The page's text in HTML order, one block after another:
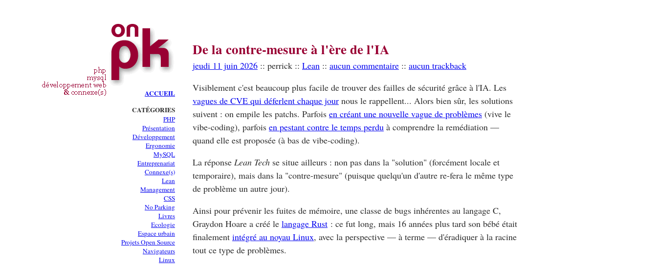
ACCUEIL
CATÉGORIES
PHP
Présentation
Développement
Ergonomie
MySQL
Entreprenariat
Connexe(s)
Lean
Management
CSS
No Parking
Livres
Ecologie
Espace urbain
Projets Open Source
Navigateurs
Linux
De la contre-mesure à l'ère de l'IA
jeudi 11 juin 2026 :: perrick :: Lean :: aucun commentaire :: aucun trackback
Visiblement c'est beaucoup plus facile de trouver des failles de sécurité grâce à l'IA. Les
vagues de CVE qui déferlent chaque jour nous le rappellent... Alors bien sûr, les solutions
suivent : on empile les patchs. Parfois en créant une nouvelle vague de problèmes (vive le
vibe-coding), parfois en pestant contre le temps perdu à comprendre la remédiation —
quand elle est proposée (à bas de vibe-coding).
La réponse Lean Tech se situe ailleurs : non pas dans la "solution" (forcément locale et
temporaire), mais dans la "contre-mesure" (puisque quelqu'un d'autre re-fera le même type
de problème un autre jour).
Ainsi pour prévenir les fuites de mémoire, une classe de bugs inhérentes au langage C,
Graydon Hoare a créé le langage Rust : ce fut long, mais 16 années plus tard son bébé était
finalement intégré au noyau Linux, avec la perspective — à terme — d'éradiquer à la racine
tout ce type de problèmes.